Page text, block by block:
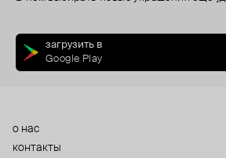
загрузить в
Google Play
о нас
контакты